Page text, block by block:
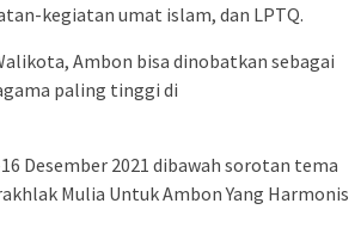
kegiatan umat islam, dan LPTQ.
Ambon bisa dinobatkan sebagai
paling tinggi di
Desember 2021 dibawah sorotan tema
Mulia Untuk Ambon Yang Harmonis